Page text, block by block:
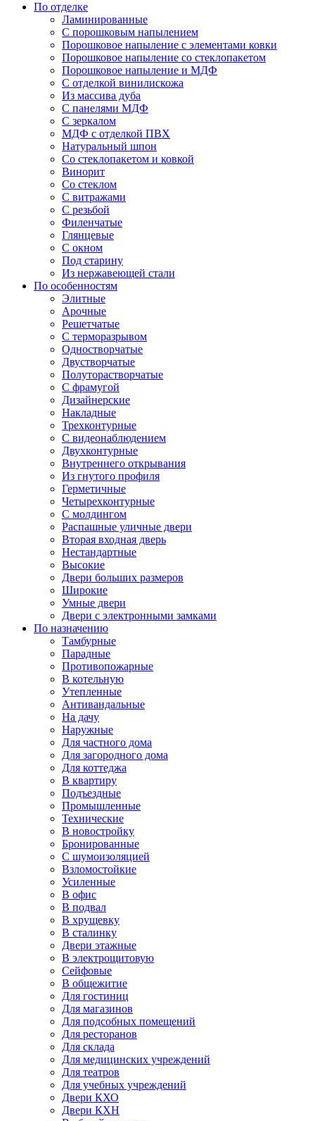
По отделке
Ламинированные
С порошковым напылением
Порошковое напыление с элементами ковки
Порошковое напыление со стеклопакетом
Порошковое напыление и МДФ
С отделкой винилискожа
Из массива дуба
С панелями МДФ
С зеркалом
МДФ с отделкой ПВХ
Натуральный шпон
Со стеклопакетом и ковкой
Винорит
Со стеклом
С витражами
С резьбой
Филенчатые
Глянцевые
С окном
Под старину
Из нержавеющей стали
По особенностям
Элитные
Арочные
Решетчатые
С терморазрывом
Одностворчатые
Двустворчатые
Полуторастворчатые
С фрамугой
Дизайнерские
Накладные
Трехконтурные
С видеонаблюдением
Двухконтурные
Внутреннего открывания
Из гнутого профиля
Герметичные
Четырехконтурные
С молдингом
Распашные уличные двери
Вторая входная дверь
Нестандартные
Высокие
Двери больших размеров
Широкие
Умные двери
Двери с электронными замками
По назначению
Тамбурные
Парадные
Противопожарные
В котельную
Утепленные
Антивандальные
На дачу
Наружные
Для частного дома
Для загородного дома
Для коттеджа
В квартиру
Подъездные
Промышленные
Технические
В новостройку
Бронированные
С шумоизоляцией
Взломостойкие
Усиленные
В офис
В подвал
В хрущевку
В сталинку
Двери этажные
В электрощитовую
Сейфовые
В общежитие
Для гостиниц
Для магазинов
Для подсобных помещений
Для ресторанов
Для склада
Для медицинских учреждений
Для театров
Для учебных учреждений
Двери КХО
Двери КХН